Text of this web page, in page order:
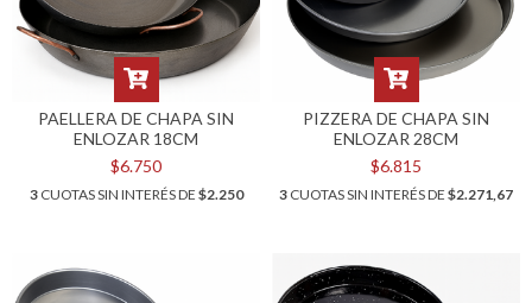
PAELLERA DE CHAPA SIN
ENLOZAR 18CM
$6.750
3CUOTAS SIN INTERÉS DE $2.250
PIZZERA DE CHAPA SIN
ENLOZAR 28CM
$6.815
3 CUOTAS SIN INTERÉS DE $2.271,67